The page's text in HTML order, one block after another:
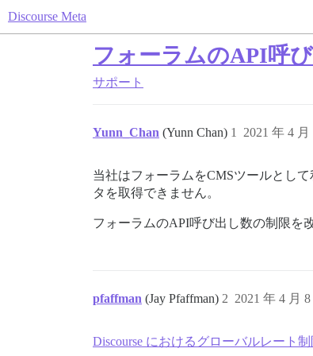
Discourse Meta
フォーラムのAPI呼
サポート
Yunn_Chan (Yunn Chan) 2021 年 4
1
当社はフォーラムをCMSツールとし
タを取得できません。
フォーラムのAPI呼び出し数の制限を
pfaffman (Jay Pfaffman) 2021 年 4 月
2
Discourse におけるグローバルレート